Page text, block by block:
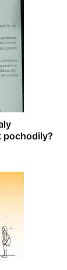
pochodily?